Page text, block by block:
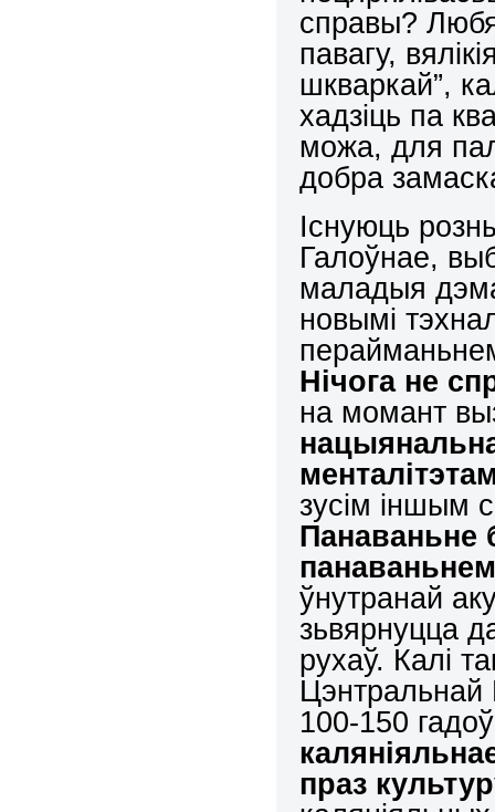
справы?
павагу,
шкваркай”,
хадзіць па
можа, для
добра
Існуюць
Галоўнае,
маладыя
новымі
Нічога не
на момант
зусім іншым
Панаваньне
панаваньне
ўнутранай
зьвярнуцца
рухаў. Калі
Цэнтральнай
100-150
каляніяльна
праз